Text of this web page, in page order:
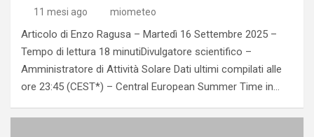
11 mesi ago miometeo
Articolo di Enzo Ragusa – Martedì 16 Settembre 2025 –
Tempo di lettura 18 minutiDivulgatore scientifico –
Amministratore di Attività Solare Dati ultimi compilati alle
ore 23:45 (CEST*) – Central European Summer Time in…